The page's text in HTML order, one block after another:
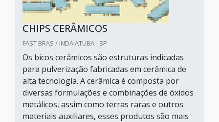
CHIPS CERÂMICOS
FAST BRAS / INDAIATUBA - SP
Os bicos cerâmicos são estruturas indicadas
para pulverização fabricadas em cerâmica de
alta tecnologia. A cerâmica é composta por
diversas formulações e combinações de óxidos
metálicos, assim como terras raras e outros
materiais auxiliares, esses produtos são mais